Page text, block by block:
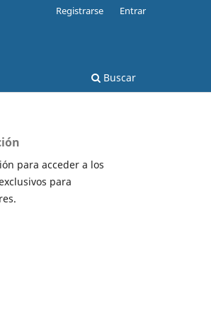
Buscar
Registrarse Entrar
para acceder a los
para